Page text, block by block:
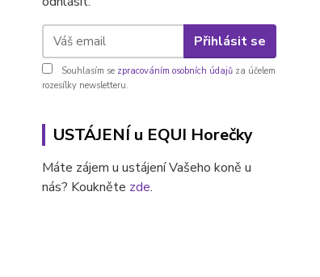
Přihlásit se
Souhlasím se zpracováním osobních údajů za účelem
rozesílky newsletteru.
USTÁJENÍ u EQUI Horečky
Máte zájem u ustájení Vašeho koně u
nás? Koukněte zde.